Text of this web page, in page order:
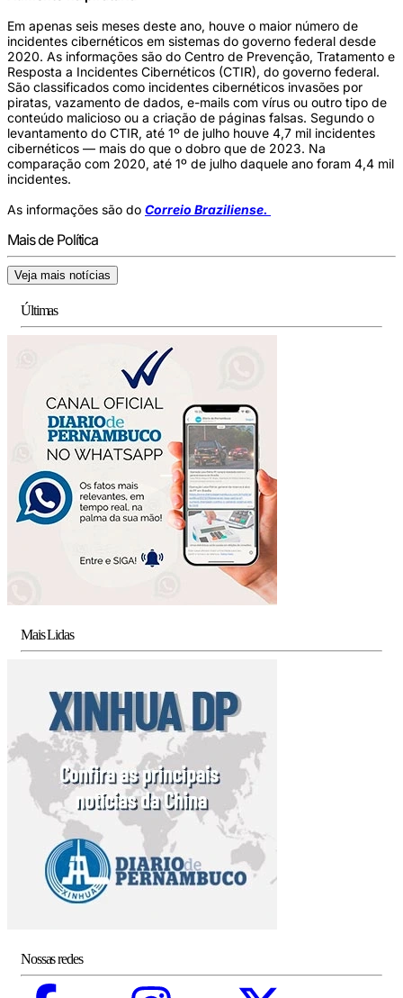
Em apenas seis meses deste ano, houve o maior número de
incidentes cibernéticos em sistemas do governo federal desde
2020. As informações são do Centro de Prevenção, Tratamento e
Resposta a Incidentes Cibernéticos (CTIR), do governo federal.
São classificados como incidentes cibernéticos invasões por
piratas, vazamento de dados, e-mails com vírus ou outro tipo de
conteúdo malicioso ou a criação de páginas falsas. Segundo o
levantamento do CTIR, até 1º de julho houve 4,7 mil incidentes
cibernéticos — mais do que o dobro que de 2023. Na
comparação com 2020, até 1º de julho daquele ano foram 4,4 mil
incidentes.
As informações são do Correio Braziliense.
Mais de Política
Veja mais notícias
Últimas
Mais Lidas
Nossas redes